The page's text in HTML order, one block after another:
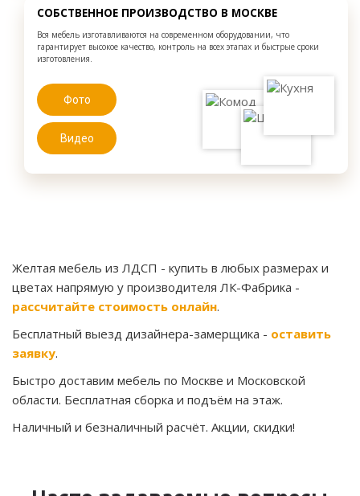
СОБСТВЕННОЕ ПРОИЗВОДСТВО В МОСКВЕ
Вся мебель изготавливаются на современном оборудовании, что
гарантирует высокое качество, контроль на всех этапах и быстрые сроки
изготовления.
Фото
Видео
Желтая мебель из ЛДСП - купить в любых размерах и
цветах напрямую у производителя ЛК-Фабрика -
рассчитайте стоимость онлайн.
Бесплатный выезд дизайнера-замерщика - оставить
заявку.
Быстро доставим мебель по Москве и Московской
области. Бесплатная сборка и подъём на этаж.
Наличный и безналичный расчёт. Акции, скидки!